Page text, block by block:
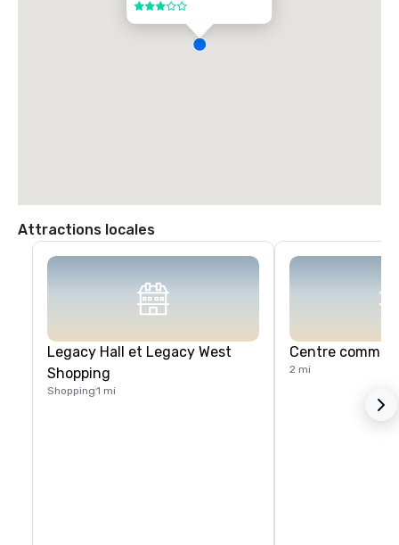
3 sur 5
Attractions locales
Legacy Hall et Legacy West
Shopping
Shopping1 mi
Centre
2 mi